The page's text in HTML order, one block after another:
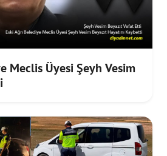
Meclis Üyesi Şeyh Vesim